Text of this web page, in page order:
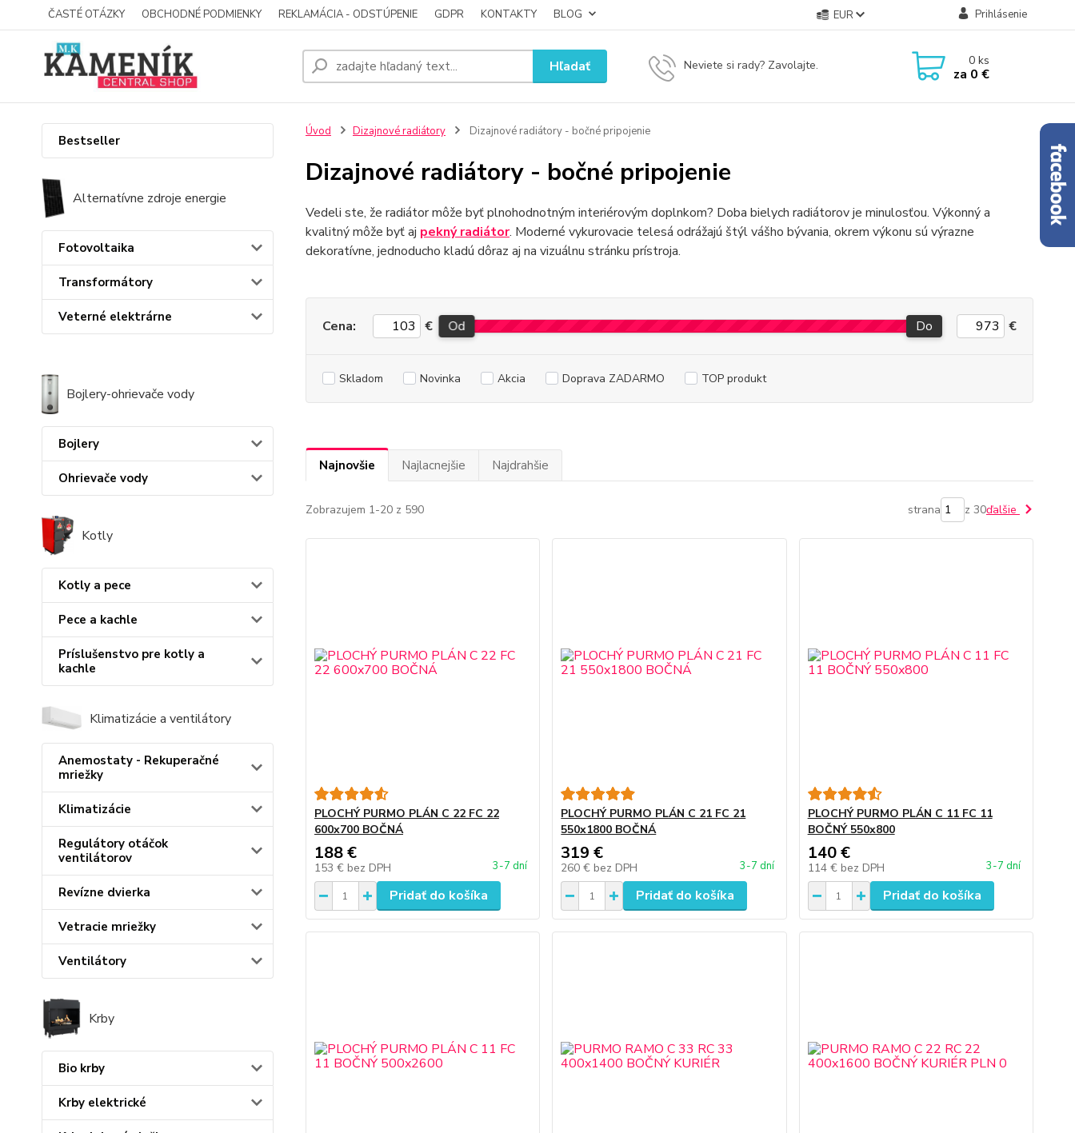
ČASTÉ OTÁZKY OBCHODNÉ PODMIENKY REKLAMÁCIA - ODSTÚPENIE GDPR KONTAKTY BLOG EUR Prihlásenie
Hľadať Neviete si rady? Zavolajte. 0ks
za 0 €
Bestseller
Alternatívne zdroje energie
Fotovoltaika
Transformátory
Veterné elektrárne
Bojlery-ohrievače vody
Bojlery
Ohrievače vody
Kotly
Kotly a pece
Pece a kachle
Príslušenstvo pre kotly a
kachle
Klimatizácie a ventilátory
Anemostaty - Rekuperačné
mriežky
Klimatizácie
Regulátory otáčok
ventilátorov
Revízne dvierka
Vetracie mriežky
Ventilátory
Krby
Bio krby
Krby elektrické
Úvod Dizajnové radiátory Dizajnové radiátory - bočné pripojenie
Dizajnové radiátory - bočné pripojenie
Vedeli ste, že radiátor môže byť plnohodnotným interiérovým doplnkom? Doba bielych radiátorov je minulosťou. Výkonný a
kvalitný môže byť aj pekný radiátor. Moderné vykurovacie telesá odrážajú štýl vášho bývania, okrem výkonu sú výrazne
dekoratívne, jednoducho kladú dôraz aj na vizuálnu stránku prístroja.
Cena: € Od Do €
Skladom Novinka Akcia Doprava ZADARMO TOP produkt
Najnovšie Najlacnejšie Najdrahšie
Zobrazujem 1-20 z 590 strana z 30ďalšie
PLOCHÝ PURMO PLÁN C 22 FC 22
600x700 BOČNÁ
188 €
153 € bez DPH 3-7 dní
Pridať do košíka
PLOCHÝ PURMO PLÁN C 21 FC 21
550x1800 BOČNÁ
319 €
260 € bez DPH 3-7 dní
Pridať do košíka
PLOCHÝ PURMO PLÁN C 11 FC 11
BOČNÝ 550x800
140 €
114 € bez DPH 3-7 dní
Pridať do košíka